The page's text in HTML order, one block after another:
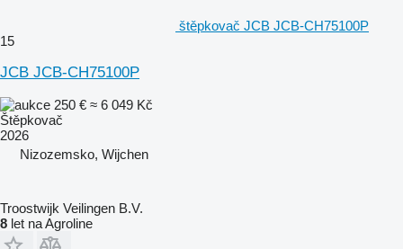
štěpkovač JCB JCB-CH75100P
15
JCB JCB-CH75100P
250 € ≈ 6 049 Kč
Štěpkovač
2026
Nizozemsko, Wijchen
Troostwijk Veilingen B.V.
8 let na Agroline